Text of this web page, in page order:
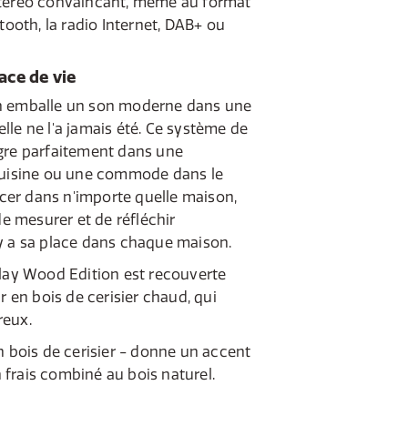
la radio Internet, DAB+ ou
de vie
emballe un son moderne dans une
ne l'a jamais été. Ce système de
parfaitement dans une
ou une commode dans le
dans n'importe quelle maison,
mesurer et de réfléchir
a sa place dans chaque maison.
Wood Edition est recouverte
en bois de cerisier chaud, qui
bois de cerisier - donne un accent
combiné au bois naturel.